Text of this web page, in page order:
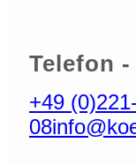
Telefon -
+49
08